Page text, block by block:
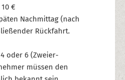
€
Nachmittag (nach
Rückfahrt.
oder 6 (Zweier-
müssen den